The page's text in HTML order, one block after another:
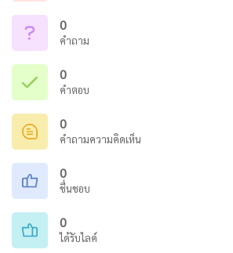
0
คำถาม
0
คำตอบ
0
คำถามความคิดเห็น
0
ชื่นชอบ
0
ได้รับไลค์